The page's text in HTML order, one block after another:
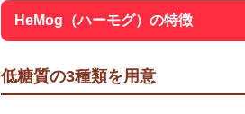
HeMog（ハーモグ）の特徴
低糖質の3種類を用意